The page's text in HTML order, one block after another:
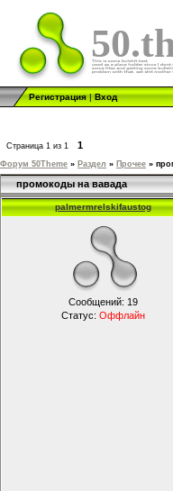
Регистрация|Вход
Страница 1 из 1 1
Форум 50Theme » Раздел » Прочее »
промокоды на вавада
palmermrelskifaustog
Сообщений: 19
Статус: Оффлайн